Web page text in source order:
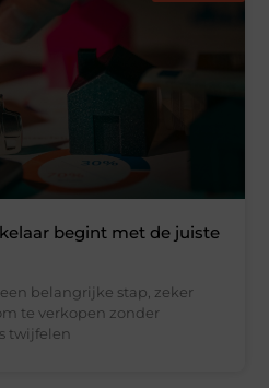
begint met de juiste
belangrijke stap, zeker
te verkopen zonder
twijfelen